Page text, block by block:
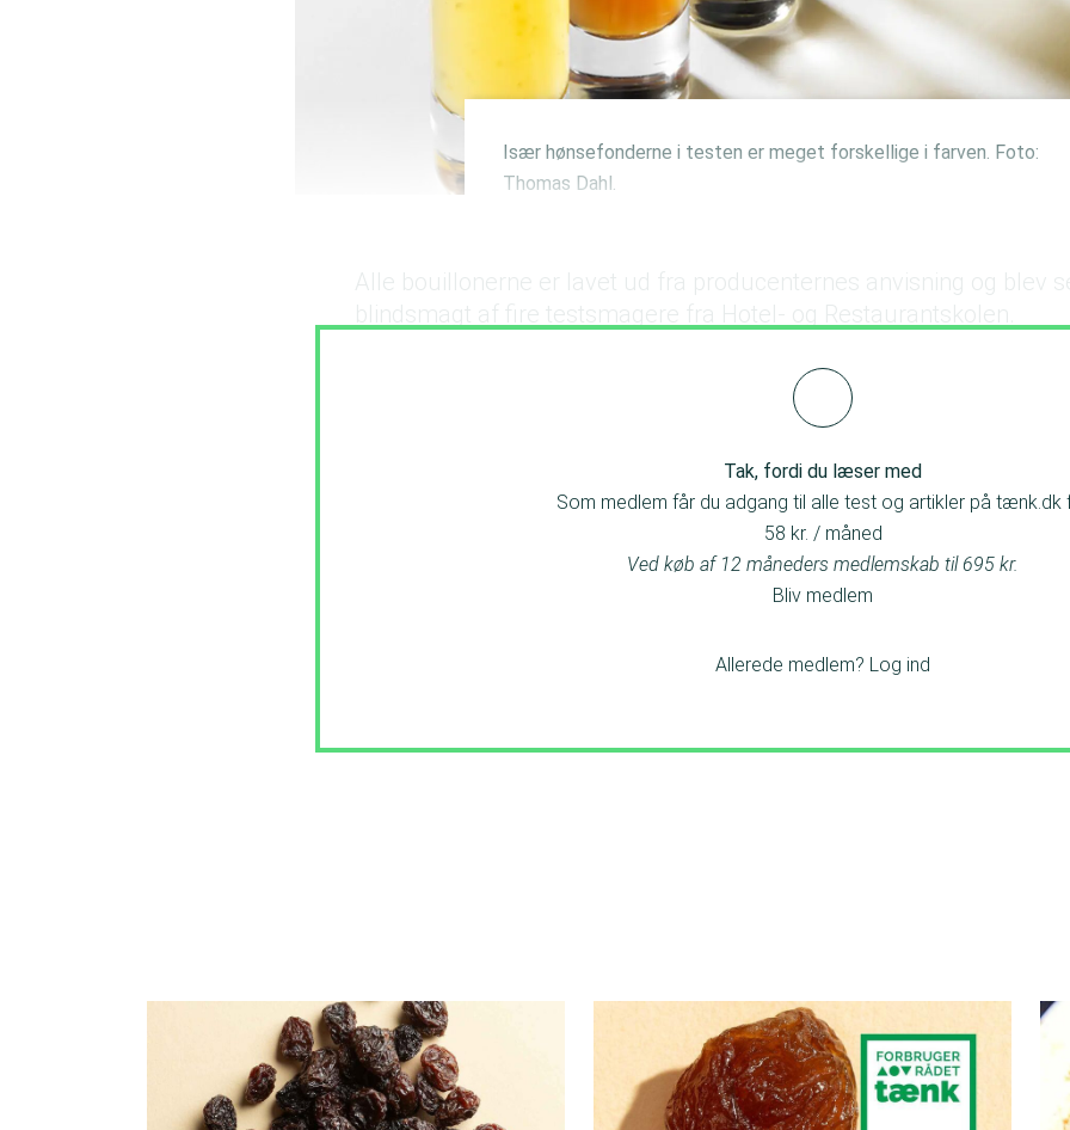
Især hønsefonderne i testen er meget forskellige i farven. Foto:
Thomas Dahl.
Alle bouillonerne er lavet ud fra producenternes anvisning og blev
blindsmagt af fire testsmagere fra Hotel- og Restaurantskolen.
Tak, fordi du læser med
Som medlem får du adgang til alle test og artikler på tænk.dk
58 kr. / måned
Ved køb af 12 måneders medlemskab til 695 kr.
Bliv medlem
Allerede medlem? Log ind